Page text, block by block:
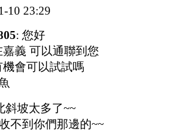
10 23:29
: 您好
嘉義 可以通聯到您
機會可以試試嗎
斜坡太多了~~
不到你們那邊的~~